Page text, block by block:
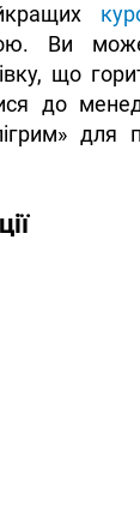
Ви
що
до
для